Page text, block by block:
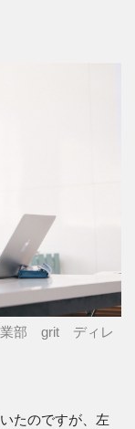
業部 grit ディレ
たのですが、左